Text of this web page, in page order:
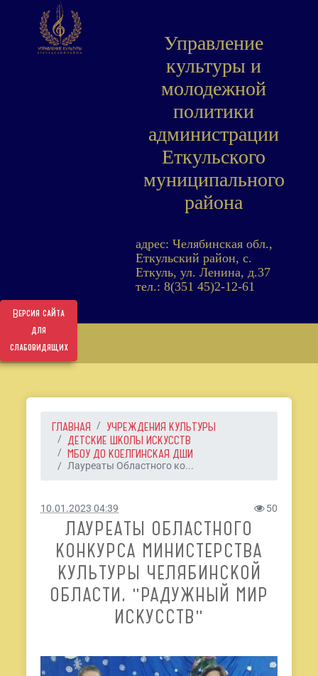
Версия сайта
для
слабовидящих
Управление
культуры и
молодежной
политики
администрации
Еткульского
муниципального
района
адрес: Челябинская обл.,
Еткульский район, с.
Еткуль, ул. Ленина, д.37
тел.: 8(351 45)2-12-61
ГЛАВНАЯ
УЧРЕЖДЕНИЯ КУЛЬТУРЫ
ДЕТСКИЕ ШКОЛЫ ИСКУССТВ
МБОУ ДО КОЕЛГИНСКАЯ ДШИ
Лауреаты Областного ко...
10.01.2023 04:39 50
ЛАУРЕАТЫ ОБЛАСТНОГО
КОНКУРСА МИНИСТЕРСТВА
КУЛЬТУРЫ ЧЕЛЯБИНСКОЙ
ОБЛАСТИ, "РАДУЖНЫЙ МИР
ИСКУССТВ"